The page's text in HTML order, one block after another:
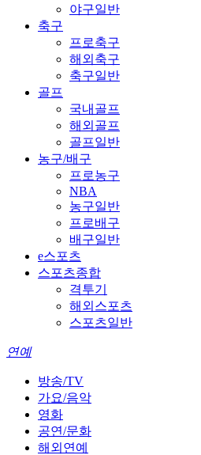
야구일반
축구
프로축구
해외축구
축구일반
골프
국내골프
해외골프
골프일반
농구/배구
프로농구
NBA
농구일반
프로배구
배구일반
e스포츠
스포츠종합
격투기
해외스포츠
스포츠일반
연예
방송/TV
가요/음악
영화
공연/문화
해외연예